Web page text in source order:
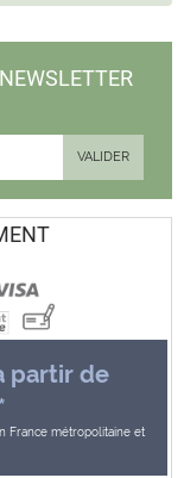
partir de
France métropolitaine et